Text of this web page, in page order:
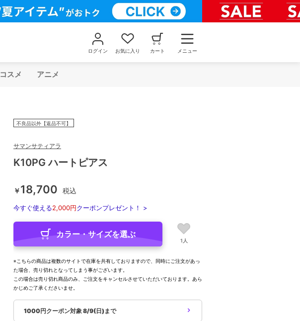
ログイン お気に入り カート メニュー
コスメ アニメ
不良品以外【返品不可】
サマンサティアラ
K10PG ハートピアス
￥18,700 税込
今すぐ使える2,000円クーポンプレゼント！ >
カラー・サイズを選ぶ
1人
※こちらの商品は複数のサイトで在庫を共有しておりますので、同時にご注文があっ
た場合、売り切れとなってしまう事がございます。
この場合は売り切れ商品のみ、ご注文をキャンセルさせていただいております。あら
かじめご了承くださいませ。
1000円クーポン対象 8/9(日)まで